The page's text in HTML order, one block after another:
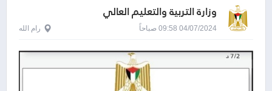
وزارة التربية والتعليم العالي
04/07/2024 09:58 صباحاً رام الله